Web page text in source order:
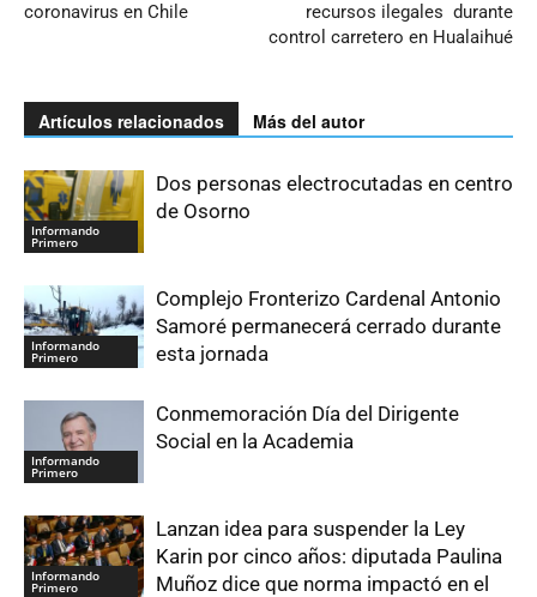
coronavirus en Chile
recursos ilegales durante
control carretero en Hualaihué
Artículos relacionados Más del autor
Informando
Primero
Dos personas electrocutadas en centro
de Osorno
Informando
Primero
Complejo Fronterizo Cardenal Antonio
Samoré permanecerá cerrado durante
esta jornada
Informando
Primero
Conmemoración Día del Dirigente
Social en la Academia
Informando
Primero
Lanzan idea para suspender la Ley
Karin por cinco años: diputada Paulina
Muñoz dice que norma impactó en el